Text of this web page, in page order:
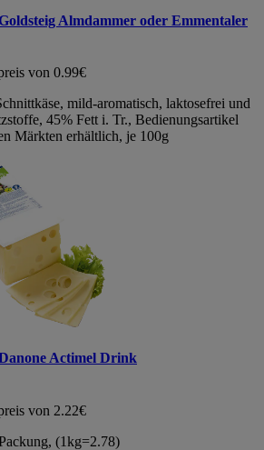
Almdammer oder Emmentaler
von 0.99€
mild-aromatisch, laktosefrei und
45% Fett i. Tr., Bedienungsartikel
Märkten erhältlich, je 100g
Actimel Drink
von 2.22€
(1kg=2.78)